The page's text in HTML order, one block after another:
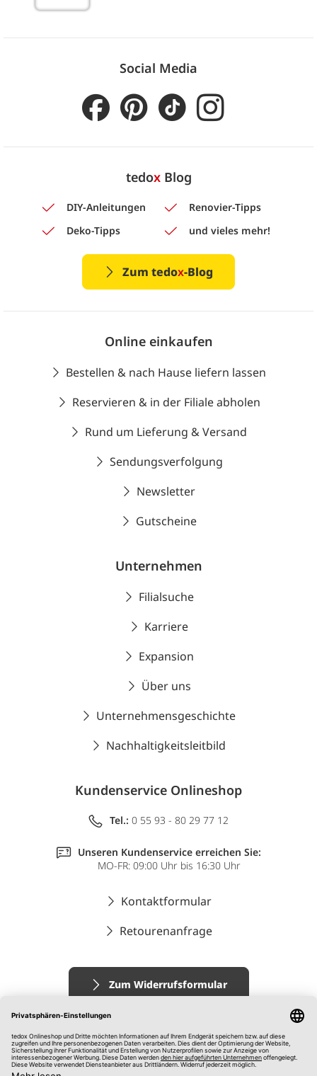
Social Media
tedoxBlog
DIY-Anleitungen
Renovier-Tipps
Deko-Tipps
und vieles mehr!
Zum tedox-Blog
Online einkaufen
Bestellen & nach Hause liefern lassen
Reservieren & in der Filiale abholen
Rund um Lieferung & Versand
Sendungsverfolgung
Newsletter
Gutscheine
Unternehmen
Filialsuche
Karriere
Expansion
Über uns
Unternehmensgeschichte
Nachhaltigkeitsleitbild
Kundenservice Onlineshop
Tel.: 0 55 93 - 80 29 77 12
Unseren Kundenservice erreichen Sie:
MO-FR: 09:00 Uhr bis 16:30 Uhr
Kontaktformular
Retourenanfrage
Zum Widerrufsformular
Impressum
AGB